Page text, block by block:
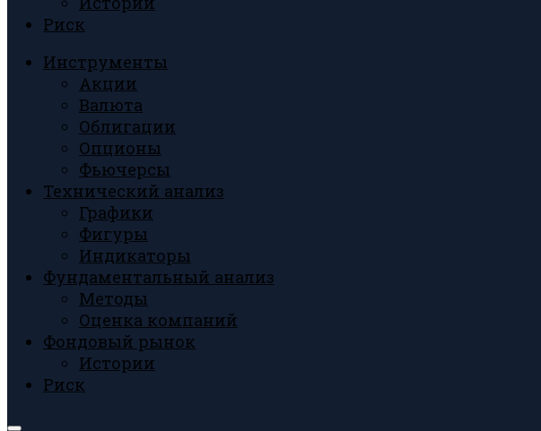
Риск
Инструменты
Акции
Валюта
Облигации
Опционы
Фьючерсы
Технический анализ
Графики
Фигуры
Индикаторы
Фундаментальный анализ
Методы
Оценка компаний
Фондовый рынок
Истории
Риск